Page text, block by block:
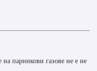
на парникови газове не е не